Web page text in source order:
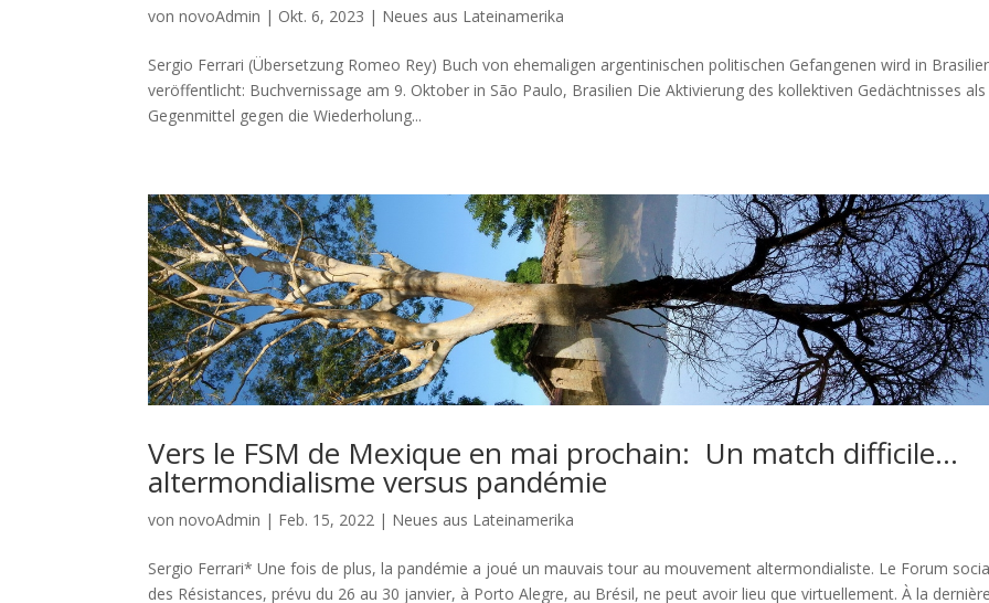
vonnovoAdmin | Okt. 6, 2023 | Neues aus Lateinamerika
Sergio Ferrari (Übersetzung Romeo Rey) Buch von ehemaligen argentinischen politischen Gefangenen wird in
veröffentlicht: Buchvernissage am 9. Oktober in São Paulo, Brasilien Die Aktivierung des kollektiven Gedächtnisses als
Gegenmittel gegen die Wiederholung...
Vers le FSM de Mexique en mai prochain: Un match difficile…
altermondialisme versus pandémie
vonnovoAdmin | Feb. 15, 2022 | Neues aus Lateinamerika
Sergio Ferrari* Une fois de plus, la pandémie a joué un mauvais tour au mouvement altermondialiste. Le Forum
des Résistances, prévu du 26 au 30 janvier, à Porto Alegre, au Brésil, ne peut avoir lieu que virtuellement. À la